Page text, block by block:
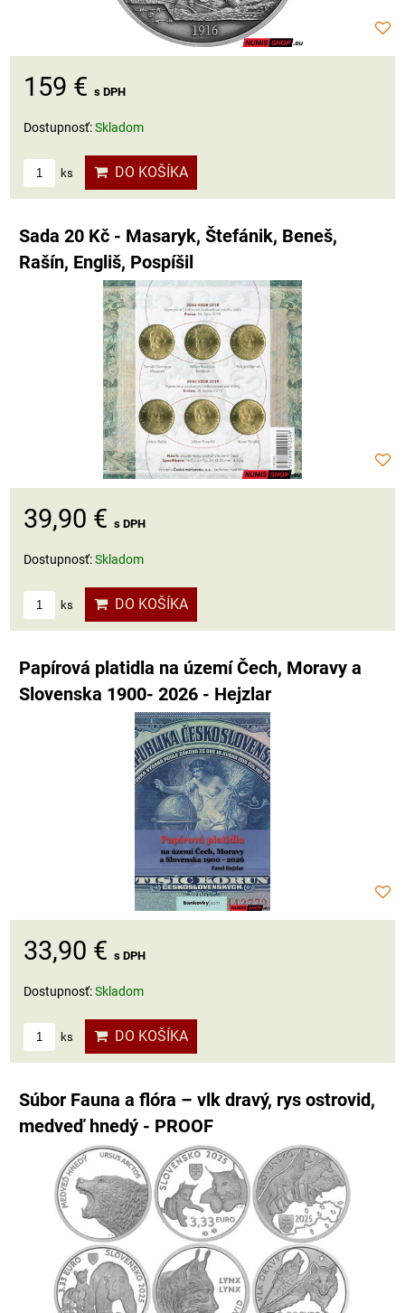
159 € s DPH
Dostupnosť:Skladom
ks DO KOŠÍKA
Sada 20 Kč - Masaryk, Štefánik, Beneš,
Rašín, Engliš, Pospíšil
39,90 € s DPH
Dostupnosť:Skladom
ks DO KOŠÍKA
Papírová platidla na území Čech, Moravy a
Slovenska 1900- 2026 - Hejzlar
33,90 € s DPH
Dostupnosť:Skladom
ks DO KOŠÍKA
Súbor Fauna a flóra – vlk dravý, rys ostrovid,
medveď hnedý - PROOF